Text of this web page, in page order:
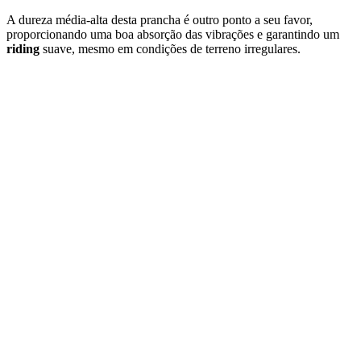
A dureza média-alta desta prancha é outro ponto a seu favor,
proporcionando uma boa absorção das vibrações e garantindo um
riding suave, mesmo em condições de terreno irregulares.